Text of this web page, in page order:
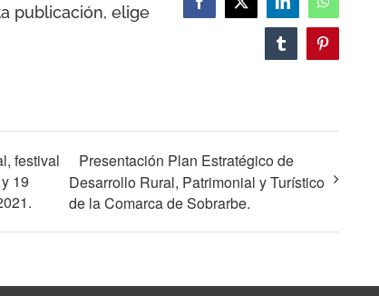
publicación, elige
Facebook
X LinkedInWhatsApp
TumblrPinterest
festival
19
Presentación Plan Estratégico de
Desarrollo Rural, Patrimonial y Turístico
de la Comarca de Sobrarbe.